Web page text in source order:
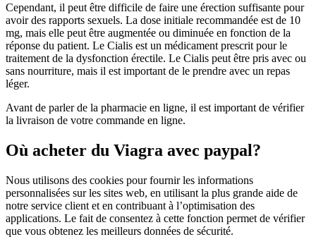
Cependant, il peut être difficile de faire une érection suffisante pour
avoir des rapports sexuels. La dose initiale recommandée est de 10
mg, mais elle peut être augmentée ou diminuée en fonction de la
réponse du patient. Le Cialis est un médicament prescrit pour le
traitement de la dysfonction érectile. Le Cialis peut être pris avec ou
sans nourriture, mais il est important de le prendre avec un repas
léger.
Avant de parler de la pharmacie en ligne, il est important de vérifier
la livraison de votre commande en ligne.
Où acheter du Viagra avec paypal?
Nous utilisons des cookies pour fournir les informations
personnalisées sur les sites web, en utilisant la plus grande aide de
notre service client et en contribuant à l’optimisation des
applications. Le fait de consentez à cette fonction permet de vérifier
que vous obtenez les meilleurs données de sécurité.